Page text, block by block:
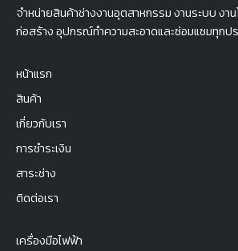
จำหน่ายสินค้าช่างงานอุตสาหกรรม งานระบบ งา
ก่อสร้าง อุปกรณ์ทำความสะอาดและซ่อมแซมทุกปร
หน้าแรก
สินค้า
เกี่ยวกับเรา
การชำระเงิน
สาระช่าง
ติดต่อเรา
เครื่องมือไฟฟ้า